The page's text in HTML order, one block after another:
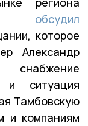
обсудил
которое
Александр
и ситуация
Тамбовскую
и компаниям